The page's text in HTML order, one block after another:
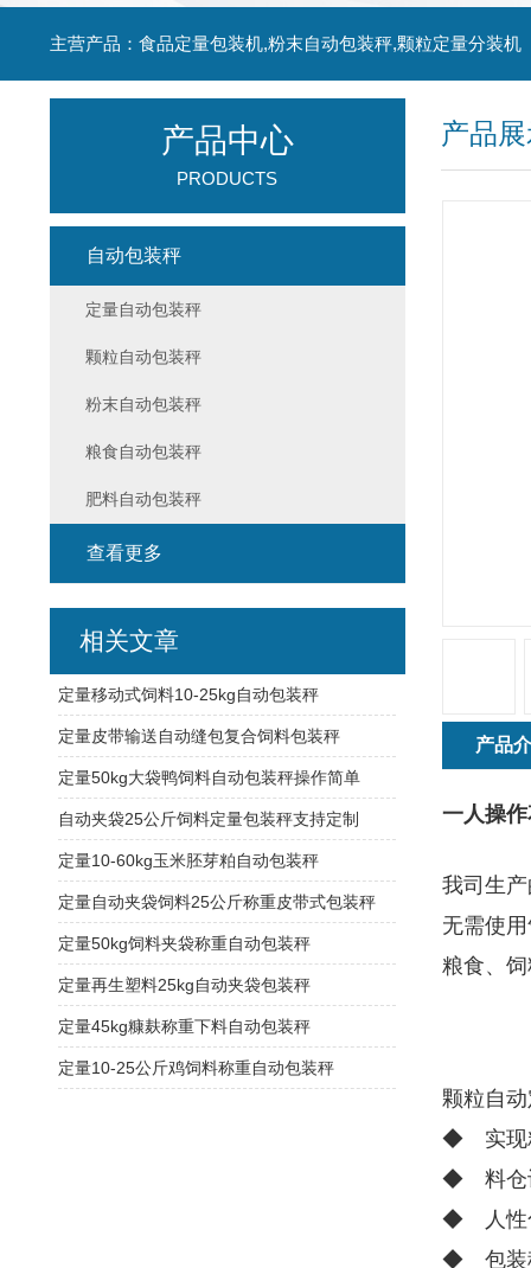
主营产品：食品定量包装机,粉末自动包装秤,颗粒定量分装机
产品
产品
一人操
我司生
无需使
粮食、
颗粒自
◆ 实现
◆ 料仓
◆ 人性
◆ 包装
产品中心
PRODUCTS
自动包装秤
定量自动包装秤
颗粒自动包装秤
粉末自动包装秤
粮食自动包装秤
肥料自动包装秤
查看更多
相关文章
定量移动式饲料10-25kg自动包装秤
定量皮带输送自动缝包复合饲料包装秤
定量50kg大袋鸭饲料自动包装秤操作简单
自动夹袋25公斤饲料定量包装秤支持定制
定量10-60kg玉米胚芽粕自动包装秤
定量自动夹袋饲料25公斤称重皮带式包装秤
定量50kg饲料夹袋称重自动包装秤
定量再生塑料25kg自动夹袋包装秤
定量45kg糠麸称重下料自动包装秤
定量10-25公斤鸡饲料称重自动包装秤